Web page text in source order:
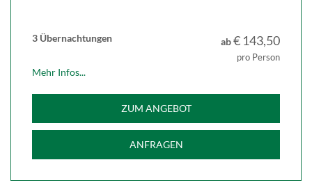
3 Übernachtungen ab€ 143,50
pro Person
Mehr Infos...
ZUM ANGEBOT
ANFRAGEN